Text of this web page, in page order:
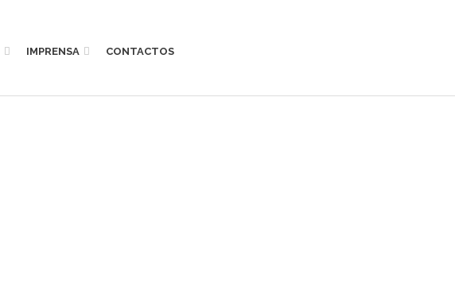
IMPRENSA CONTACTOS